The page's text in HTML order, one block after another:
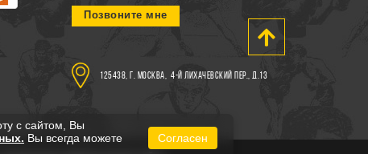
Позвоните мне
125438, г. Москва, 4-й Лихачевский пер., д.13
с сайтом, Вы
Вы всегда можете
Согласен